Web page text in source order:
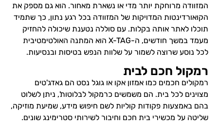
המזוודה מרוחקת יותר מדי או נשארת מאחור. הוא גם מספק את
הקואורדינטות המדויקות של המזוודה בכל רגע נתון, כך שתמיד
תוכלו לאתר אותה בקלות. עם סוללה נטענת שיכולה להחזיק
מעמד במשך חודשים, ה-X-TAG הוא המתנה האולטימטיבית
לכל נוסע שרוצה לשמור על שלוות הנפש בטיסות ובנסיעות.
רמקול חכם לבית
רמקולים חכמים כמו אמזון אקו או גוגל נסט הם גאדג'טים
מצוינים לכל בית. הם משמשים כרמקול לבלוטות', ניתן לשלוט
בהם באמצעות פקודות קוליות לשם חיפוש מידע, שמיעת מוזיקה,
שליטה על מכשירי בית חכם וחיבור לשירותי סטרימינג שונים.